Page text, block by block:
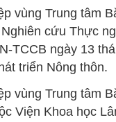
vùng Trung tâm
cứu Thực
TCCB ngày 13
triển Nông thôn.
vùng Trung tâm
Viện Khoa học